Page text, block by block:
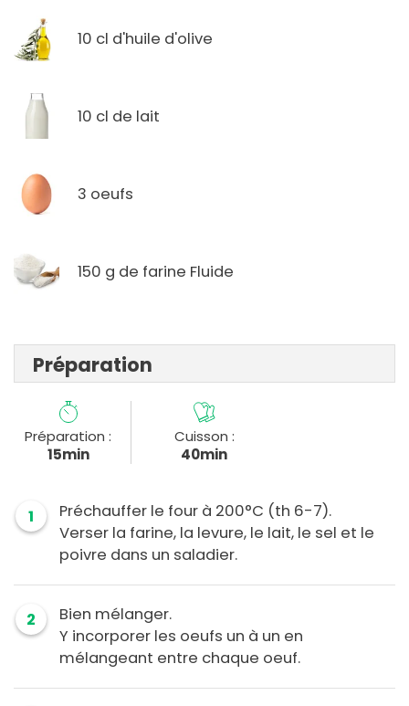
10 cl d'huile d'olive
10 cl de lait
3 oeufs
150 g de farine Fluide
Préparation
Préparation :
15min
Cuisson :
40min
1
Préchauffer le four à 200°C (th 6-7).
Verser la farine, la levure, le lait, le sel et le
poivre dans un saladier.
2
Bien mélanger.
Y incorporer les oeufs un à un en
mélangeant entre chaque oeuf.